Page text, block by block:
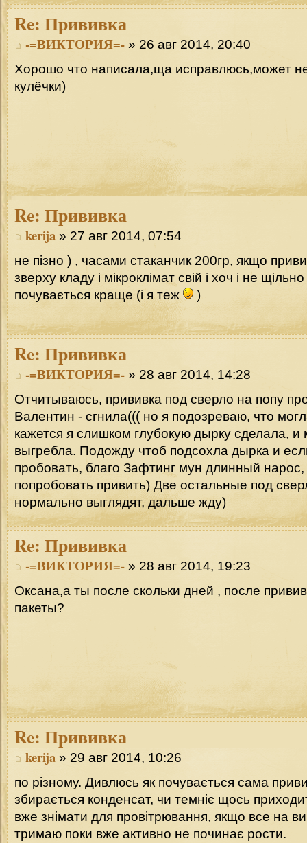
Re: Прививка
-=ВИКТОРИЯ=- » 26 авг 2014, 20:40
Хорошо что написала,ща исправлюсь,может
кулёчки)
Re: Прививка
kerija » 27 авг 2014, 07:54
не пізно ) , часами стаканчик 200гр, якщо
зверху кладу і мікроклімат свій і хоч і не
почувається краще (і я теж
)
Re: Прививка
-=ВИКТОРИЯ=- » 28 авг 2014, 14:28
Отчитываюсь, прививка под сверло на попу
Валентин - сгнила((( но я подозреваю, что
кажется я слишком глубокую дырку сделала,
выгребла. Подожду чтоб подсохла дырка и
пробовать, благо Зафтинг мун длинный нарос,
попробовать привить) Две остальные под
нормально выглядят, дальше жду)
Re: Прививка
-=ВИКТОРИЯ=- » 28 авг 2014, 19:23
Оксана,а ты после скольки дней , после
пакеты?
Re: Прививка
kerija » 29 авг 2014, 10:26
по різному. Дивлюсь як почувається сама
збирається конденсат, чи темніє щось
вже знімати для провітрювання, якщо все на
тримаю поки вже активно не починає рости.